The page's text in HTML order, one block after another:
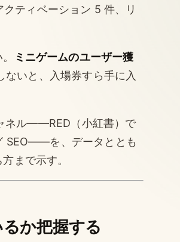
ティベーション 5 件、リ
ミニゲームのユーザー獲
いと、入場券すら手に入
ネル——RED（小紅書）で
SEO——を、データととも
まで示す。
か把握する